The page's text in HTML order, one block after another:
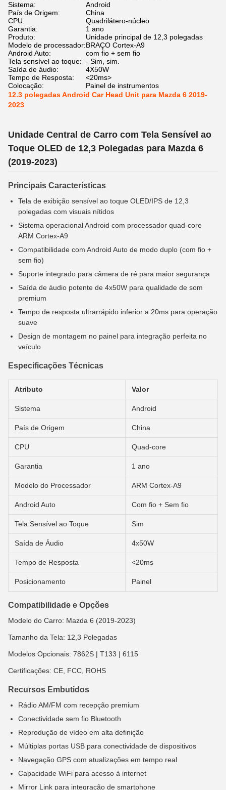
Sistema:
Android
País de Origem:
China
CPU:
Quadrilátero-núcleo
Garantia:
1 ano
Produto:
Unidade principal de 12,3 polegadas
Modelo de processador:BRAÇO Cortex-A9
Android Auto:
com fio + sem fio
Tela sensível ao toque: - Sim, sim.
Saída de áudio:
4X50W
Tempo de Resposta:
<20ms>
Colocação:
Painel de instrumentos
12.3 polegadas Android Car Head Unit para Mazda 6 2019-
2023
Unidade Central de Carro com Tela Sensível ao
Toque OLED de 12,3 Polegadas para Mazda 6
(2019-2023)
Principais Características
Tela de exibição sensível ao toque OLED/IPS de 12,3
polegadas com visuais nítidos
Sistema operacional Android com processador quad-core
ARM Cortex-A9
Compatibilidade com Android Auto de modo duplo (com fio +
sem fio)
Suporte integrado para câmera de ré para maior segurança
Saída de áudio potente de 4x50W para qualidade de som
premium
Tempo de resposta ultrarrápido inferior a 20ms para operação
suave
Design de montagem no painel para integração perfeita no
veículo
Especificações Técnicas
Atributo Valor
Sistema Android
País de Origem China
CPU Quad-core
Garantia 1 ano
Modelo do Processador ARM Cortex-A9
Android Auto Com fio + Sem fio
Tela Sensível ao Toque Sim
Saída de Áudio 4x50W
Tempo de Resposta <20ms
Posicionamento Painel
Compatibilidade e Opções
Modelo do Carro: Mazda 6 (2019-2023)
Tamanho da Tela: 12,3 Polegadas
Modelos Opcionais: 7862S | T133 | 6115
Certificações: CE, FCC, ROHS
Recursos Embutidos
Rádio AM/FM com recepção premium
Conectividade sem fio Bluetooth
Reprodução de vídeo em alta definição
Múltiplas portas USB para conectividade de dispositivos
Navegação GPS com atualizações em tempo real
Capacidade WiFi para acesso à internet
Mirror Link para integração de smartphone